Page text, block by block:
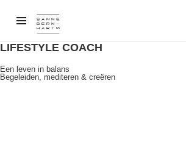
LIFESTYLE COACH
Een leven in balans
Begeleiden, mediteren & creëren